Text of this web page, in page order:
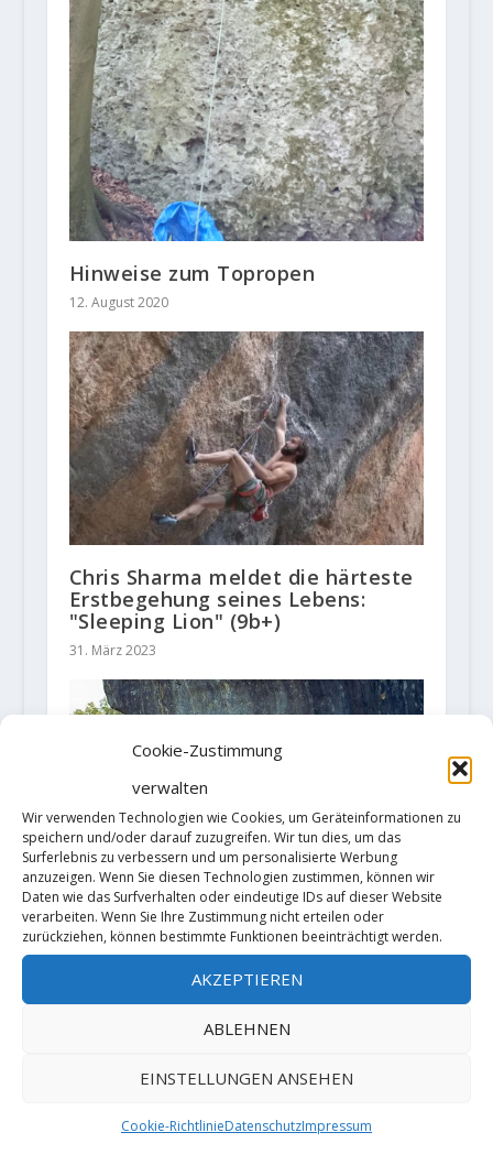
Cookie-Zustimmung
verwalten
Wir verwenden Technologien wie Cookies, um Geräteinformationen zu
speichern und/oder darauf zuzugreifen. Wir tun dies, um das
Surferlebnis zu verbessern und um personalisierte Werbung
anzuzeigen. Wenn Sie diesen Technologien zustimmen, können wir
Daten wie das Surfverhalten oder eindeutige IDs auf dieser Website
verarbeiten. Wenn Sie Ihre Zustimmung nicht erteilen oder
zurückziehen, können bestimmte Funktionen beeinträchtigt werden.
AKZEPTIEREN
ABLEHNEN
EINSTELLUNGEN ANSEHEN
Cookie-RichtlinieDatenschutzImpressum
Hinweise zum Topropen
12. August 2020
Chris Sharma meldet die härteste
Erstbegehung seines Lebens:
"Sleeping Lion" (9b+)
31. März 2023